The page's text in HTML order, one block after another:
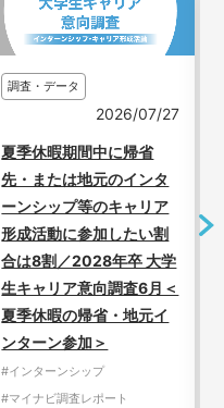
調査・データ
2026/07/27
夏季休暇期間中に帰省
先・または地元のインタ
ーンシップ等のキャリア
形成活動に参加したい割
合は8割／2028年卒 大学
生キャリア意向調査6月＜
夏季休暇の帰省・地元イ
ンターン参加＞
#インターンシップ
#マイナビ調査レポート